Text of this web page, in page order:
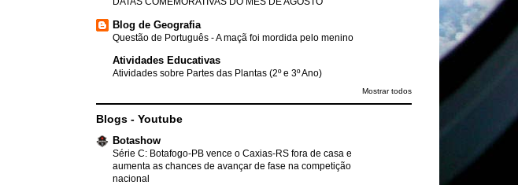
Blog de Geografia
Questão de Português - A maçã foi mordida pelo menino
Atividades Educativas
Atividades sobre Partes das Plantas (2º e 3º Ano)
Mostrar todos
Blogs - Youtube
Botashow
Série C: Botafogo-PB vence o Caxias-RS fora de casa e
aumenta as chances de avançar de fase na competição
nacional